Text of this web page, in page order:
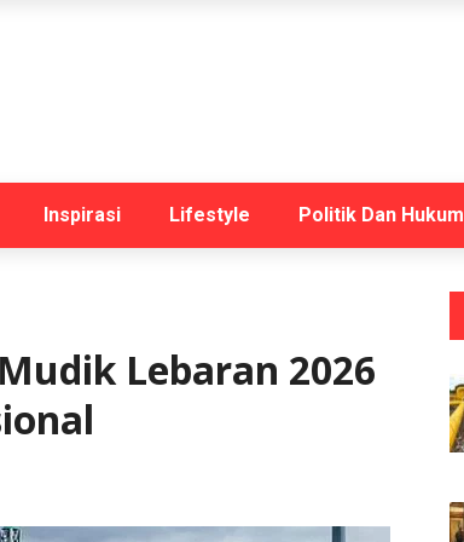
Inspirasi Lifestyle Politik Dan Hukum
Lebaran 2026